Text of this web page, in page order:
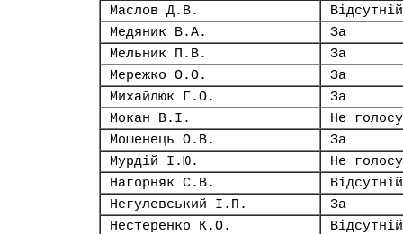
Маслов Д.В.
Відсутній
Медяник В.А.
За
Мельник П.В.
За
Мережко О.О.
За
Михайлюк Г.О.
За
Мокан В.І.
Не
Мошенець О.В.
За
Мурдій І.Ю.
Не
Нагорняк С.В.
Відсутній
Негулевський І.П.
За
Нестеренко К.О.
Відсутній